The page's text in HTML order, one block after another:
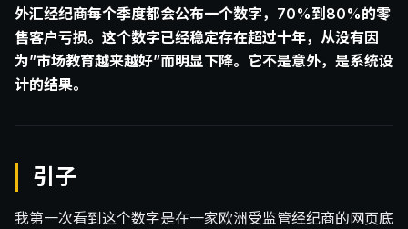
外汇经纪商每个季度都会公布一个数字，70%到80%的零
售客户亏损。这个数字已经稳定存在超过十年，从没有因
为”市场教育越来越好”而明显下降。它不是意外，是系统设
计的结果。
引子
我第一次看到这个数字是在一家欧洲受监管经纪商的网页底